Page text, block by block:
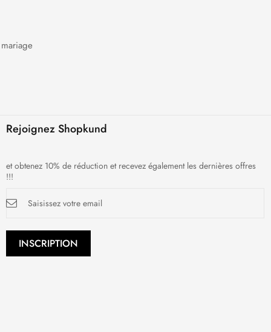
Rejoignez Shopkund
et obtenez 10% de réduction et recevez également les dernières offres
!!!
à
:
INSCRIPTION